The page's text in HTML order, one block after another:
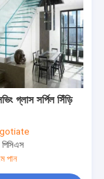
গ্লাস সর্পিল সিঁড়ি
পান